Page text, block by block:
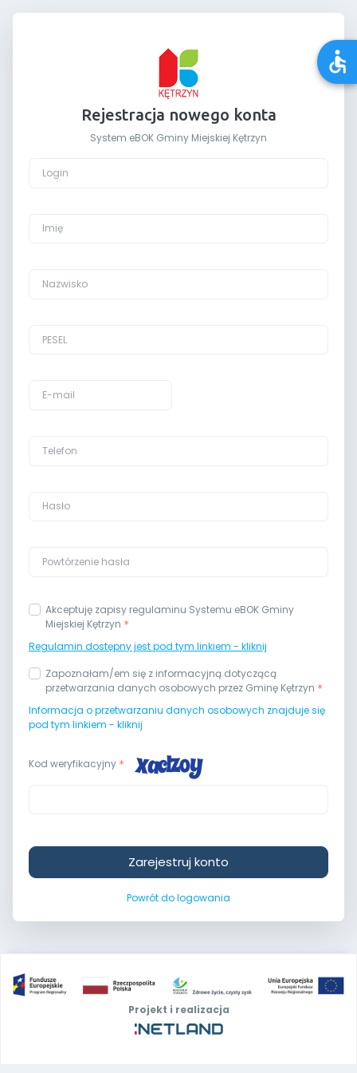
Rejestracja nowego konta
System eBOK Gminy Miejskiej Kętrzyn
Akceptuję zapisy regulaminu Systemu eBOK Gminy
Miejskiej Kętrzyn
Regulamin dostępny jest pod tym linkiem - kliknij
Zapoznałam/em się z informacyjną dotyczącą
przetwarzania danych osobowych przez Gminę Kętrzyn
Informacja o przetwarzaniu danych osobowych znajduje się
pod tym linkiem - kliknij
Kod weryfikacyjny
Zarejestruj konto
Powrót do logowania
Projekt i realizacja